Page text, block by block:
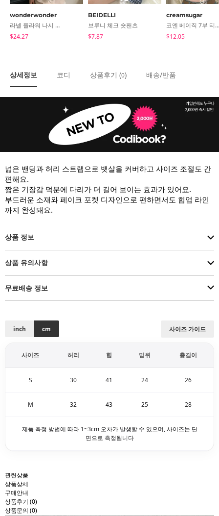
wonderwonder
라넬 플라워 나시 블라우스
$24.27
BEIDELLI
브루니 체크 숏팬츠
$7.87
creamsugar
코엔 베이직 7부 티셔츠
$12.05
상세정보 코디 상품후기 (0) 배송/반품
넓은 밴딩과 허리 스트랩으로 뱃살을 커버하고 사이즈 조절도 간
편해요.
짧은 기장감 덕분에 다리가 더 길어 보이는 효과가 있어요.
부드러운 소재와 페이크 포켓 디자인으로 편하면서도 힙업 라인
까지 완성돼요.
상품 정보
상품 유의사항
무료배송 정보
사이즈 가이드
inch cm
사이즈 허리 힙 밑위 총길이
S 30 41 24 26
M 32 43 25 28
제품 측정 방법에 따라 1~3cm 오차가 발생할 수 있으며, 사이즈는 단
면으로 측정됩니다
관련상품
상품상세
구매안내
상품후기 (0)
상품문의 (0)